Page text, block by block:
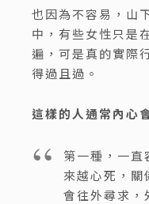
也因為不容易，山
中，有些女性只是
遍，可是真的實際
得過且過。
這樣的人通常內心
第一種，一直
來越心死，關
會往外尋求，